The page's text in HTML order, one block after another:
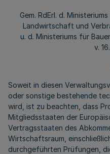
Gem. RdErl. d.
Landwirtschaft und
u. d. Ministeriums für
v.
Soweit in diesen
oder sonstige bestehende
wird, ist zu beachten, dass
Mitgliedsstaaten der
Vertragsstaaten des
Wirtschaftsraum,
durchgeführten Prüfungen,